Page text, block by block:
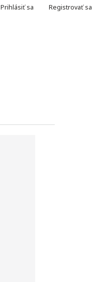
Prihlásiť sa Registrovať sa